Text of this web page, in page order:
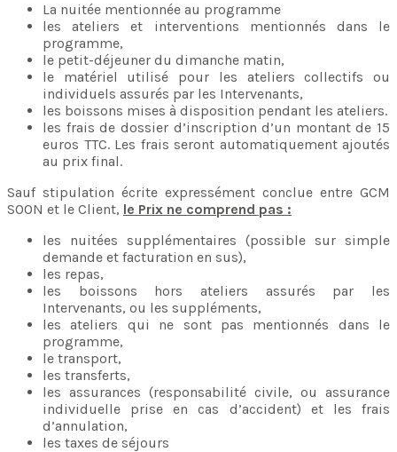
La nuitée mentionnée au programme
les ateliers et interventions mentionnés dans le
programme,
le petit-déjeuner du dimanche matin,
le matériel utilisé pour les ateliers collectifs ou
individuels assurés par les Intervenants,
les boissons mises à disposition pendant les ateliers.
les frais de dossier d’inscription d’un montant de 15
euros TTC. Les frais seront automatiquement ajoutés
au prix final.
Sauf stipulation écrite expressément conclue entre GCM
SOON et le Client, le Prix ne comprend pas :
les nuitées supplémentaires (possible sur simple
demande et facturation en sus),
les repas,
les boissons hors ateliers assurés par les
Intervenants, ou les suppléments,
les ateliers qui ne sont pas mentionnés dans le
programme,
le transport,
les transferts,
les assurances (responsabilité civile, ou assurance
individuelle prise en cas d’accident) et les frais
d’annulation,
les taxes de séjours